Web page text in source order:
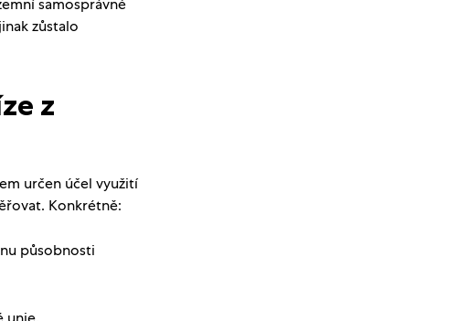
samosprávné
zůstalo
z
určen účel využití
Konkrétně:
působnosti